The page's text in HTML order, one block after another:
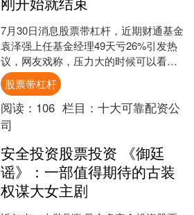
7月30日消息股票带杠杆，近期财通基金
袁泽强上任基金经理49天亏26%引发热
议，网友戏称，压力大的时候可以看看
袁泽强，美好的职业生涯刚开始就结束
了。 资料显示，....
股票带杠杆
阅读： 106 栏目： 十大可靠配资公
司
安全投资股票投资 《御廷
谣》：一部值得期待的古装
权谋大女主剧